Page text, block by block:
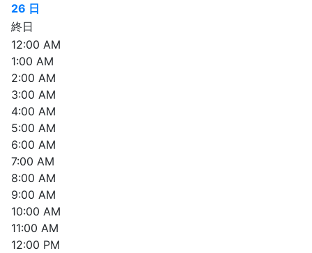
26 日
終日
12:00 AM
1:00 AM
2:00 AM
3:00 AM
4:00 AM
5:00 AM
6:00 AM
7:00 AM
8:00 AM
9:00 AM
10:00 AM
11:00 AM
12:00 PM